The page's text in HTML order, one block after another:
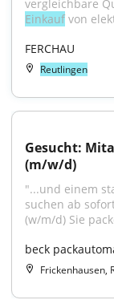
Einkauf von
FERCHAU
Reutlingen
Gesucht:
(m/w/d)
"...und einem
suchen ab
(w/m/d) Sie
beck
Frickenhausen,